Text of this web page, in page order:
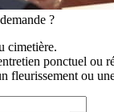
?
cimetière.
ponctuel ou
fleurissement ou